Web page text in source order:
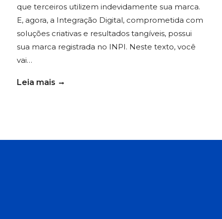
que terceiros utilizem indevidamente sua marca.
E, agora, a Integração Digital, comprometida com
soluções criativas e resultados tangíveis, possui
sua marca registrada no INPI. Neste texto, você
vai…
Leia mais